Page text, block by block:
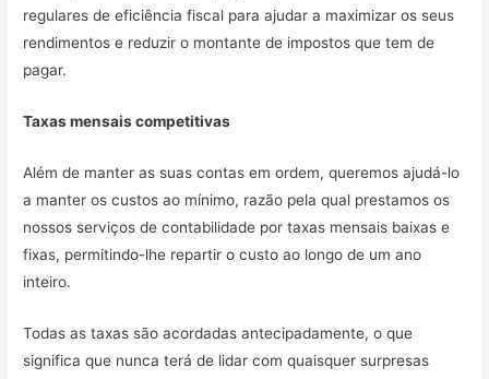
regulares de eficiência fiscal para ajudar a maximizar os seus
rendimentos e reduzir o montante de impostos que tem de
pagar.
Taxas mensais competitivas
Além de manter as suas contas em ordem, queremos ajudá-lo
a manter os custos ao mínimo, razão pela qual prestamos os
nossos serviços de contabilidade por taxas mensais baixas e
fixas, permitindo-lhe repartir o custo ao longo de um ano
inteiro.
Todas as taxas são acordadas antecipadamente, o que
significa que nunca terá de lidar com quaisquer surpresas